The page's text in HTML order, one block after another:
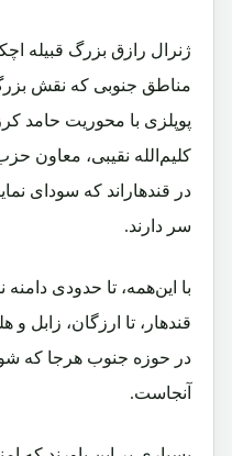
ژنرال رازق بزرگ قبیله
مناطق جنوبی که نقش
پوپلزی با محوریت حامد
کلیم‌الله نقیبی، معاون
در قندهاراند که سودای
سر دارند.
با این‌همه، تا حدودی دامنه
قندهار، تا ارزگان،
در حوزه جنوب هرجا که
آنجاست.